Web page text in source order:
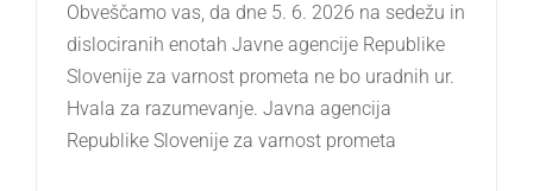
Obveščamo vas, da dne 5. 6. 2026 na sedežu in
dislociranih enotah Javne agencije Republike
Slovenije za varnost prometa ne bo uradnih ur.
Hvala za razumevanje. Javna agencija
Republike Slovenije za varnost prometa